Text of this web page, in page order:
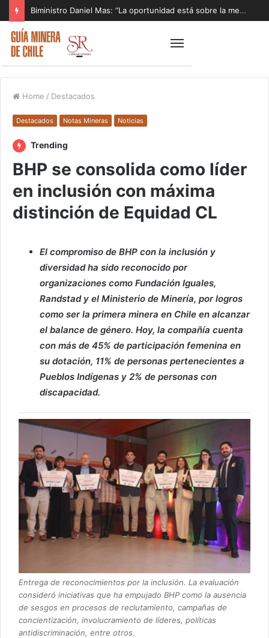
Biministro Daniel Mas: “La oportunidad está sobre la mesa y tenemos que aprovecharla”
Home / Destacados
Destacados Notas Mineras Noticias
Trending
BHP se consolida como líder
en inclusión con máxima
distinción de Equidad CL
El compromiso de BHP con la inclusión y
diversidad ha sido reconocido por
organizaciones como Fundación Iguales,
Randstad y el Ministerio de Minería, por logros
como ser la primera minera en Chile en alcanzar
el balance de género. Hoy, la compañía cuenta
con más de 45% de participación femenina en
su dotación, 11% de personas pertenecientes a
Pueblos Indígenas y 2% de personas con
discapacidad.
Entrega de reconocimientos por la inclusión. La evaluación
consideró iniciativas que ha empujado BHP como la ausencia
de sesgos en procesos de reclutamiento, campañas de
concientización, involucramiento de líderes, políticas
antidiscriminación, entre otros.